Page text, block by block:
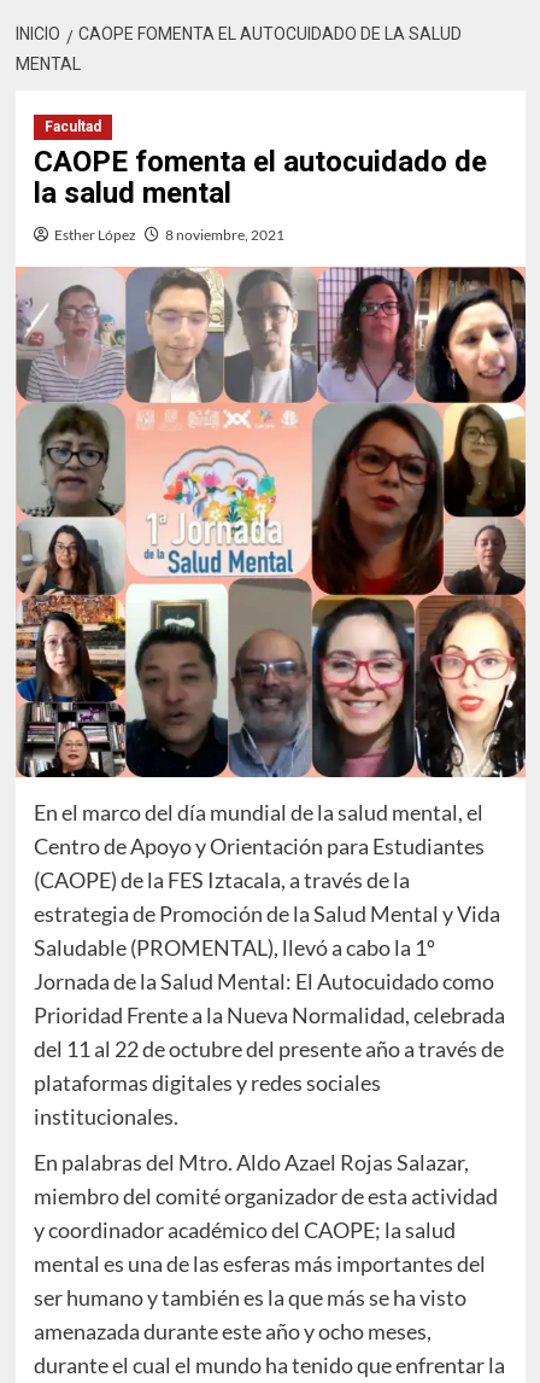
INICIO
CAOPE FOMENTA EL AUTOCUIDADO DE LA SALUD
MENTAL
Facultad
CAOPE fomenta el autocuidado de
la salud mental
Esther López 8 noviembre, 2021
En el marco del día mundial de la salud mental, el
Centro de Apoyo y Orientación para Estudiantes
(CAOPE) de la FES Iztacala, a través de la
estrategia de Promoción de la Salud Mental y Vida
Saludable (PROMENTAL), llevó a cabo la 1º
Jornada de la Salud Mental: El Autocuidado como
Prioridad Frente a la Nueva Normalidad, celebrada
del 11 al 22 de octubre del presente año a través de
plataformas digitales y redes sociales
institucionales.
En palabras del Mtro. Aldo Azael Rojas Salazar,
miembro del comité organizador de esta actividad
y coordinador académico del CAOPE; la salud
mental es una de las esferas más importantes del
ser humano y también es la que más se ha visto
amenazada durante este año y ocho meses,
durante el cual el mundo ha tenido que enfrentar la